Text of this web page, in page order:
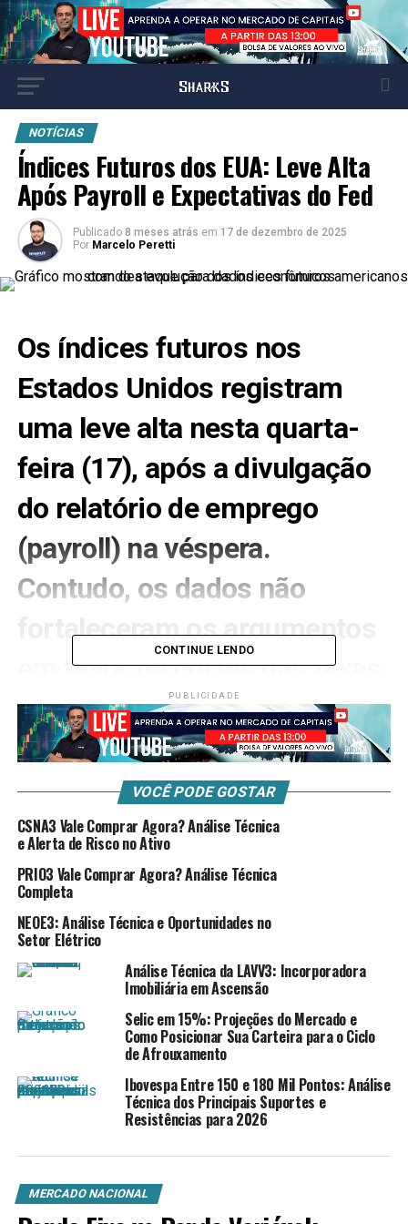
NOTÍCIAS
Índices Futuros dos EUA: Leve Alta
Após Payroll e Expectativas do Fed
Publicado 8 meses atrás em 17 de dezembro de 2025
Por Marcelo Peretti
Os índices futuros nos
Estados Unidos registram
uma leve alta nesta quarta-
feira (17), após a divulgação
do relatório de emprego
(payroll) na véspera.
Contudo, os dados não
fortaleceram os argumentos
em favor de cortes nastaxas
de jurospeloFederal Reserve
(Fed), mantendo investidores
atentos aos próximos
movimentos do banco central
americano.
desaceleração controlada, sem sinais de
enfraquecimento drástico que justifiquem mudanças
imediatas na política monetária. Ou seja, o mercado
continua em compasso de espera, aguardando novos
indicadores econômicos para definir estratégias de
Payroll Decepciona
Expectativas de Cortes de Juros
O relatório de emprego divulgado na terça-feira indicou
CONTINUE LENDO
PUBLICIDADE
VOCÊ PODE GOSTAR
CSNA3 Vale Comprar Agora? Análise Técnica
e Alerta de Risco no Ativo
PRIO3 Vale Comprar Agora? Análise Técnica
Completa
NEOE3: Análise Técnica e Oportunidades no
Setor Elétrico
Análise Técnica da LAVV3: Incorporadora
Imobiliária em Ascensão
Selic em 15%: Projeções do Mercado e
Como Posicionar Sua Carteira para o Ciclo
de Afrouxamento
Ibovespa Entre 150 e 180 Mil Pontos: Análise
Técnica dos Principais Suportes e
Resistências para 2026
MERCADO NACIONAL